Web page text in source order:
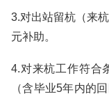
3.对出站留杭（来
元补助。
4.对来杭工作符合
（含毕业5年内的